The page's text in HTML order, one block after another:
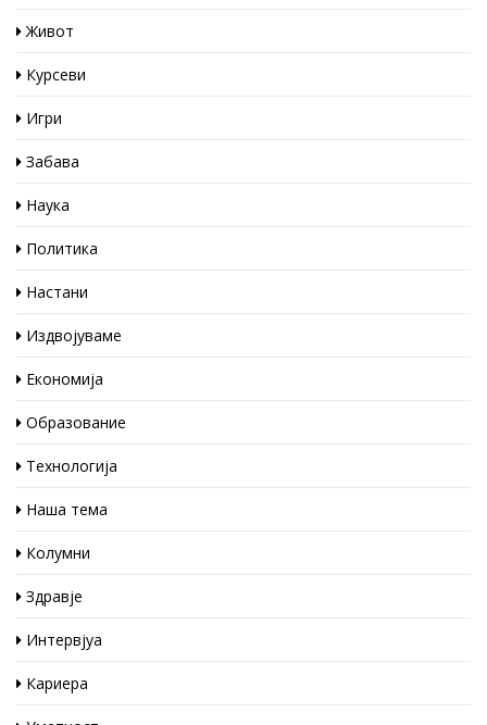
Живот
Курсеви
Игри
Забава
Наука
Политика
Настани
Издвојуваме
Економија
Образование
Технологија
Наша тема
Колумни
Здравје
Интервјуа
Кариера